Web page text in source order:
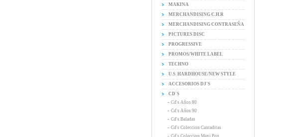
MAKINA
MERCHANDISING C.H.R
MERCHANDISING CONTRASEÑA
PICTURES DISC
PROGRESSIVE
PROMOS/WHITE LABEL
TECHNO
U.S. HARDHOUSE/NEW STYLE
ACCESORIOS DJ'S
CD'S
- Cd's Años 80
- Cd's Años 90
- Cd's Baladas
- Cd's Coleccion Cantaditas
- Cd's Coleccion Maxi Pop